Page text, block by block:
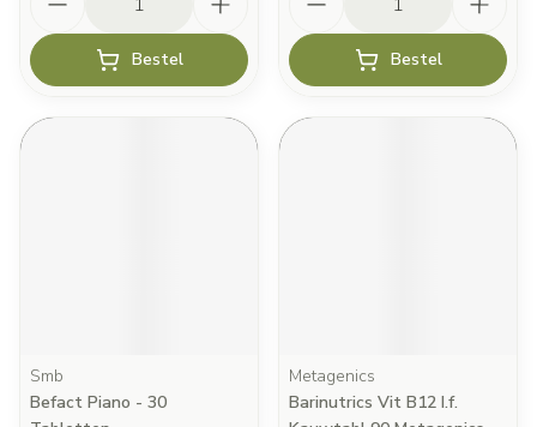
Bestel Bestel
Smb
Befact Piano - 30
Metagenics
Barinutrics Vit B12 I.f.